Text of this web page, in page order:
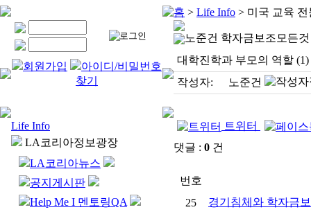
회원가입
아이디/비밀번호
찾기
Life Info
LA코리아정보광장
LA코리아뉴스
공지게시판
Help Me I 멘토링QA
홈 > Life Info > 미국 교육
노준건 학자금보조모든것
대학진학과 부모의 역할 (1)
작성자:
노준건
트위터
댓글 : 0 건
번호
25
경기침체와 학자금